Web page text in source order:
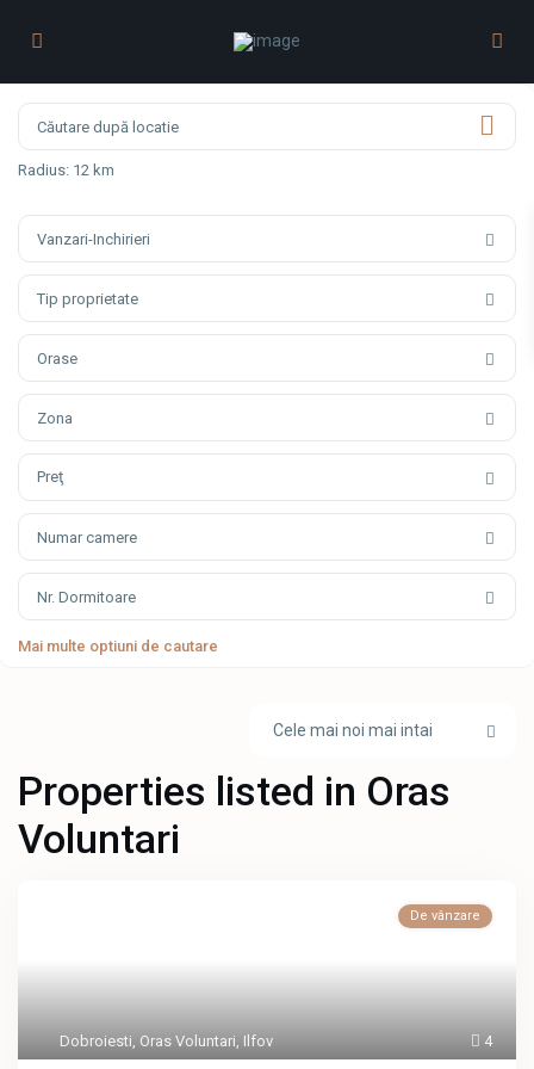
Radius: 12 km
Vanzari-Inchirieri
Tip proprietate
Orase
Zona
Preţ
Numar camere
Nr. Dormitoare
Mai multe optiuni de cautare
Cele mai noi mai intai
Properties listed in Oras
Voluntari
4
Dobroiesti, Oras Voluntari, Ilfov
De vânzare